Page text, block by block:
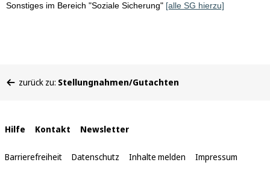
Sonstiges im Bereich "Soziale Sicherung" [alle SG hierzu]
befinden
zurück zu: Stellungnahmen/Gutachten
Interne
Links
Hilfe Kontakt Newsletter
Barrierefreiheit Datenschutz Inhalte melden Impressum